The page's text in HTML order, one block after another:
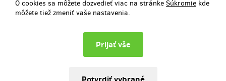
O cookies sa môžete dozvedieť viac na stránke Súkromie kde
môžete tiež zmeniť vaše nastavenia.
Doručenia odmeny: do týždňa po ukončení projektu na Hithitu
(500 Kč)